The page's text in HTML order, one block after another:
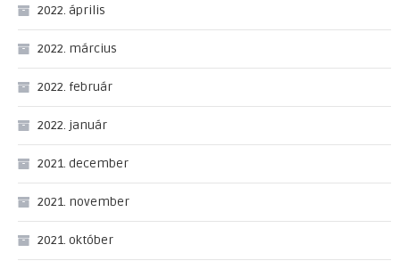
2022. április
2022. március
2022. február
2022. január
2021. december
2021. november
2021. október